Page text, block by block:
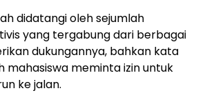
didatangi oleh sejumlah
yang tergabung dari berbagai
dukungannya, bahkan kata
mahasiswa meminta izin untuk
ke jalan.